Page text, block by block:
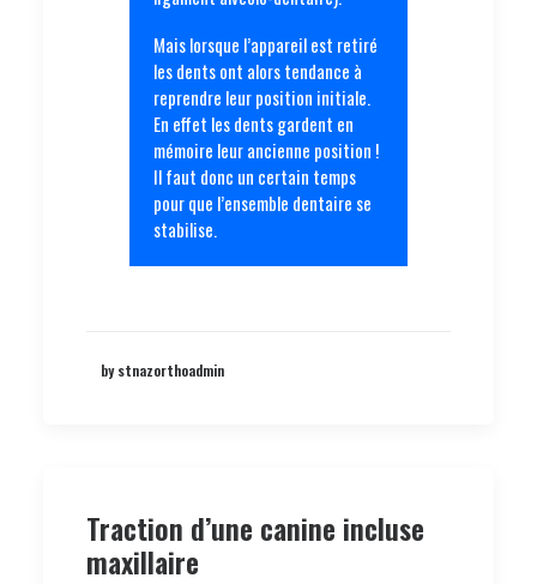
Mais lorsque l’appareil est retiré
les dents ont alors tendance à
reprendre leur position initiale.
En effet les dents gardent en
mémoire leur ancienne position !
Il faut donc un certain temps
pour que l’ensemble dentaire se
stabilise.
by stnazorthoadmin
Traction d’une canine incluse
maxillaire